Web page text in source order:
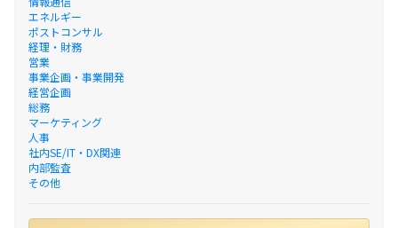
エネルギー
ポストコンサル
経理・財務
営業
事業企画・事業開発
経営企画
総務
マーケティング
人事
社内SE/IT・DX関連
内部監査
その他